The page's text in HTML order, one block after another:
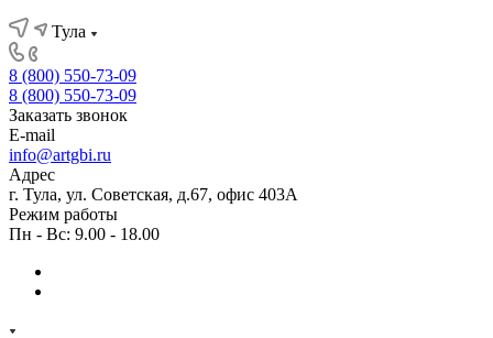
Тула
8 (800) 550-73-09
8 (800) 550-73-09
Заказать звонок
E-mail
info@artgbi.ru
Адрес
г. Тула, ул. Советская, д.67, офис 403А
Режим работы
Пн - Вс: 9.00 - 18.00